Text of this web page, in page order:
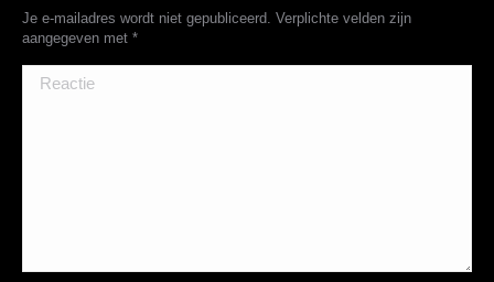
Je e-mailadres wordt niet gepubliceerd. Verplichte velden zijn
aangegeven met *
Reactie